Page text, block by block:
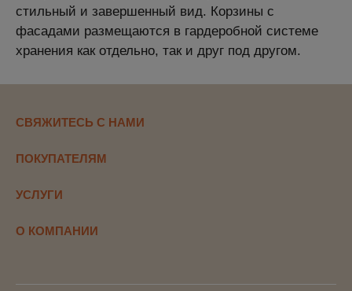
стильный и завершенный вид. Корзины с
фасадами размещаются в гардеробной системе
хранения как отдельно, так и друг под другом.
СВЯЖИТЕСЬ С НАМИ
ПОКУПАТЕЛЯМ
УСЛУГИ
О КОМПАНИИ